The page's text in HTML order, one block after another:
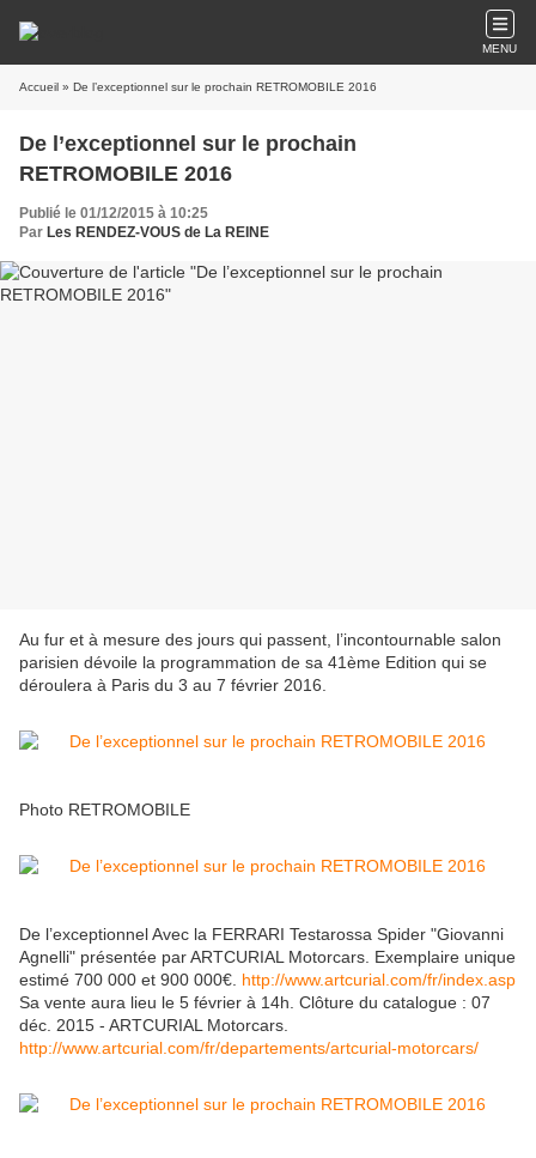
MENU
Accueil » De l’exceptionnel sur le prochain RETROMOBILE 2016
De l’exceptionnel sur le prochain
RETROMOBILE 2016
Publié le 01/12/2015 à 10:25
Par Les RENDEZ-VOUS de La REINE
Au fur et à mesure des jours qui passent, l’incontournable salon
parisien dévoile la programmation de sa 41ème Edition qui se
déroulera à Paris du 3 au 7 février 2016.
Photo RETROMOBILE
De l’exceptionnel Avec la FERRARI Testarossa Spider "Giovanni
Agnelli" présentée par ARTCURIAL Motorcars. Exemplaire unique
estimé 700 000 et 900 000€. http://www.artcurial.com/fr/index.asp
Sa vente aura lieu le 5 février à 14h. Clôture du catalogue : 07
déc. 2015 - ARTCURIAL Motorcars.
http://www.artcurial.com/fr/departements/artcurial-motorcars/